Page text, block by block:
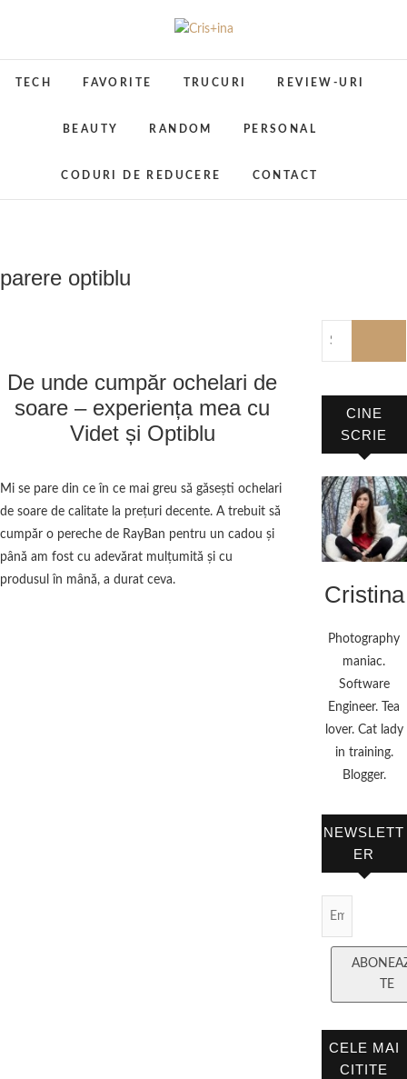
Cris+ina
TECH FAVORITE TRUCURI REVIEW-URI
BEAUTY RANDOM PERSONAL
CODURI DE REDUCERE CONTACT
parere optiblu
De unde cumpăr ochelari de
soare – experiența mea cu
Videt și Optiblu
Mi se pare din ce în ce mai greu să găsești ochelari
de soare de calitate la prețuri decente. A trebuit să
cumpăr o pereche de RayBan pentru un cadou și
până am fost cu adevărat mulțumită și cu
produsul în mână, a durat ceva.
CINE
SCRIE
Cristina
Photography
maniac.
Software
Engineer. Tea
lover. Cat lady
in training.
Blogger.
NEWSLETT
ER
TE
CELE MAI
CITITE